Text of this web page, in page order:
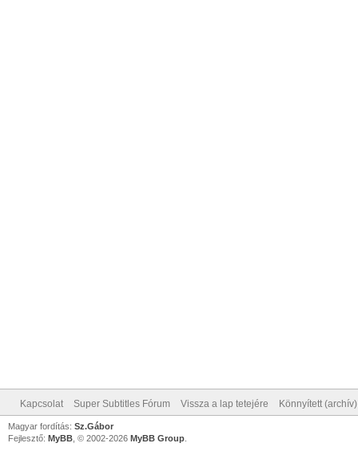
Kapcsolat Super Subtitles Fórum Vissza a lap tetejére Könnyített
Magyar fordítás: Sz.Gábor
Fejlesztő: MyBB , © 2002-2026 MyBB Group